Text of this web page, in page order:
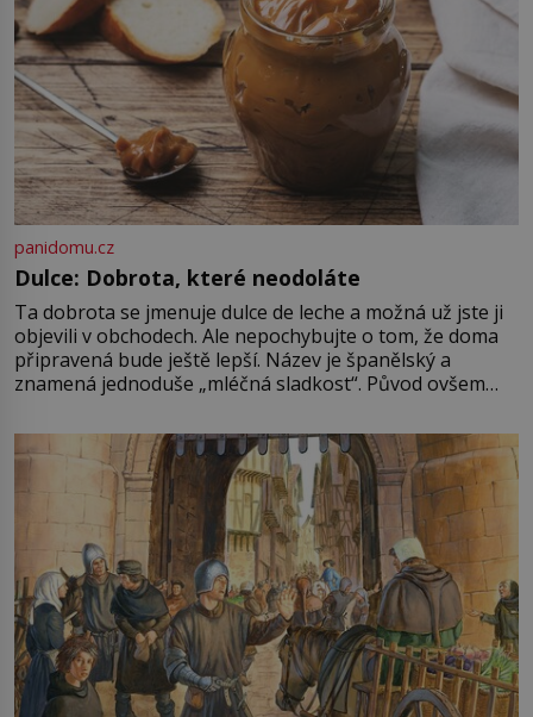
panidomu.cz
Dulce: Dobrota, které neodoláte
Ta dobrota se jmenuje dulce de leche a možná už jste ji
objevili v obchodech. Ale nepochybujte o tom, že doma
připravená bude ještě lepší. Název je španělský a
znamená jednoduše „mléčná sladkost“. Původ ovšem
pře hned několik latinskoamerických zemí a k tomu
Francie, kde se traduje,